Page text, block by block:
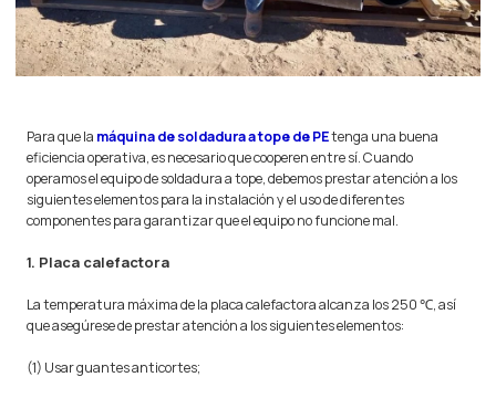
Para que la máquina de soldadura a tope de PEtenga una buena
eficiencia operativa, es necesario que cooperen entre sí. Cuando
operamos el equipo de soldadura a tope, debemos prestar atención a los
siguientes elementos para la instalación y el uso de diferentes
componentes para garantizar que el equipo no funcione mal.
1. Placa calefactora
La temperatura máxima de la placa calefactora alcanza los 250 ℃, así
que asegúrese de prestar atención a los siguientes elementos:
(1) Usar guantes anticortes;